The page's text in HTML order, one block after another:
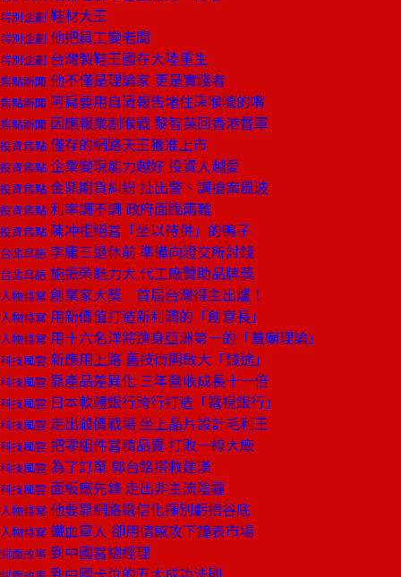
特別企劃 鞋材大王
特別企劃 他把員工變老闆
特別企劃 台灣製鞋王國在大陸重生
焦點新聞 他不僅是理論家 更是實踐者
焦點新聞 阿扁要用自清報告堵住深喉嚨的嘴
焦點新聞 因應報業割喉戰 黎智英回香港督軍
投資焦點 僅存的網路天王獲准上市
投資焦點 企業變現能力越好 投資人越愛
投資焦點 金鼎期貨糾紛 扯出警、調搶案風波
投資焦點 利率調不調 政府面臨兩難
投資焦點 陳冲拒絕當「坐以待併」的鴨子
台北耳語 李庸三退休前 準備向證交所討錢
台北耳語 施振榮魅力大 代工廠贊助品牌獎
人物特寫 創業家大獎 首屆台灣得主出爐！
人物特寫 用新價值打造新利潤的「創意長」
人物特寫 用十六名洋將躋身亞洲第一的「蓋廟理論」
科技風雲 新應用上路 舊技術開啟大「錢途」
科技風雲 靠產品差異化 三年營收成長十一倍
科技風雲 日本軟體銀行跨行打造「電視銀行」
科技風雲 走出殺價戰場 坐上晶片設計毛利王
科技風雲 把零組件當精品賣 打敗一線大廠
科技風雲 為了訂單 郭台銘搭救建漢
科技風雲 面板廠先鋒 走出非主流陰霾
人物特寫 他要靠網路電信化揮別虧損谷底
人物特寫 鐵血軍人 卻用情感攻下鐘表市場
封面故事 到中國當總經理